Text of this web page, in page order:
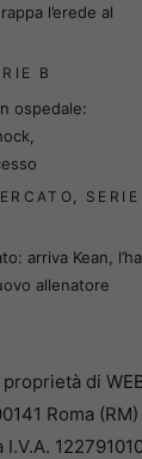
l’erede al
B
ospedale:
SERIE
arriva Kean, l’ha
allenatore
di
Roma
I.V.A.